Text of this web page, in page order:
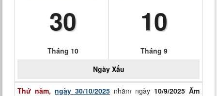
30
Tháng 10
10
Tháng 9
Ngày Xấu
Thứ năm, ngày 30/10/2025 nhằm ngày 10/9/2025 Âm